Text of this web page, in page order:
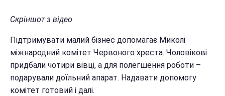
Скріншот з відео
Підтримувати малий бізнес допомагає Миколі
міжнародний комітет Червоного хреста. Чоловікові
придбали чотири вівці, а для полегшення роботи –
подарували доїльний апарат. Надавати допомогу
комітет готовий і далі.